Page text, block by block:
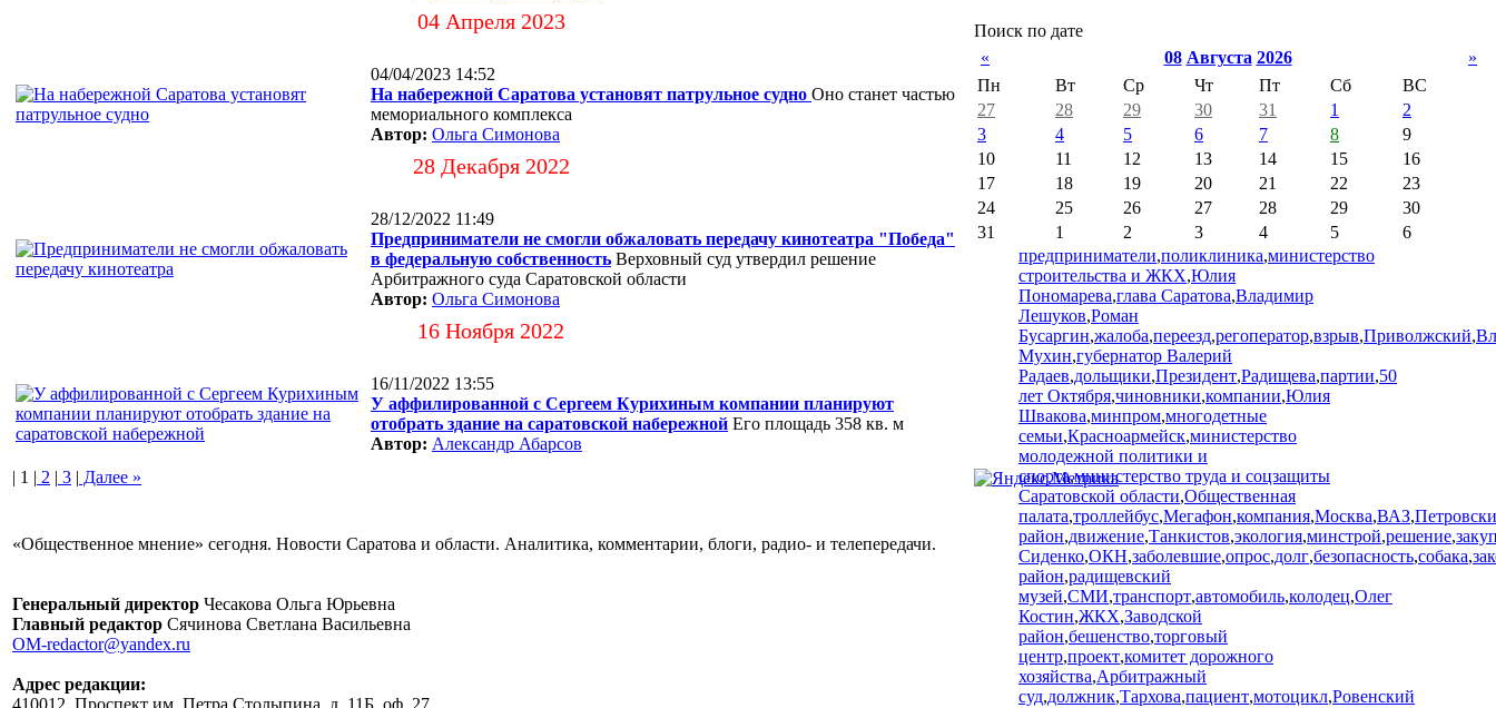
04 Апреля 2023
04/04/2023 14:52
На набережной Саратова установят патрульное судно Оно станет частью
мемориального комплекса
Автор: Ольга Симонова
28 Декабря 2022
28/12/2022 11:49
Предприниматели не смогли обжаловать передачу кинотеатра "Победа"
в федеральную собственность Верховный суд утвердил решение
Арбитражного суда Саратовской области
Автор: Ольга Симонова
16 Ноября 2022
16/11/2022 13:55
У аффилированной с Сергеем Курихиным компании планируют
отобрать здание на саратовской набережной Его площадь 358 кв. м
Автор: Александр Абарсов
| 1 | 2 | 3 | Далее »
Поиск по дате
«
08 Августа 2026
»
Пн
Вт Ср Чт Пт Сб
ВС
27
28 29 30 31 1
2
3
4 5 6 7 8
9
10
11 12 13 14 15
16
17
18 19 20 21 22
23
24
25 26 27 28 29
30
31
1 2 3 4 5
6
предприниматели,поликлиника,министерство
строительства и ЖКХ,Юлия
Пономарева,глава Саратова,Владимир
Лешуков,Роман
Бусаргин,жалоба,переезд,регоператор,взрыв,Приволжский,
Мухин,губернатор Валерий
Радаев,дольщики,Президент,Радищева,партии,50
лет Октября,чиновники,компании,Юлия
Швакова,минпром,многодетные
семьи,Красноармейск,министерство
молодежной политики и
спорта,министерство труда и соцзащиты
Саратовской области,Общественная
палата,троллейбус,Мегафон,компания,Москва,ВАЗ,
район,движение,Танкистов,экология,минстрой,решение,
Сиденко,ОКН,заболевшие,опрос,долг,безопасность,собака,
район,радищевский
музей,СМИ,транспорт,автомобиль,колодец,Олег
Костин,ЖКХ,Заводской
район,бешенство,торговый
центр,проект,комитет дорожного
хозяйства,Арбитражный
суд,должник,Тархова,пациент,мотоцикл,Ровенский
«Общественное мнение» сегодня. Новости Саратова и области. Аналитика, комментарии, блоги, радио- и телепередачи.
Генеральный директор Чесакова Ольга Юрьевна
Главный редактор Сячинова Светлана Васильевна
OM-redactor@yandex.ru
Адрес редакции:
410012, Проспект им. Петра Столыпина, д. 11Б, оф. 27